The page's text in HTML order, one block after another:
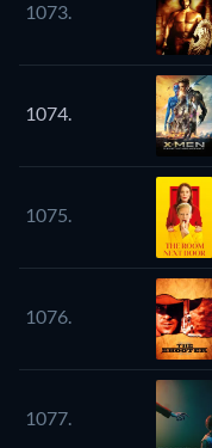
1073.
1074.
1075.
1076.
1077.